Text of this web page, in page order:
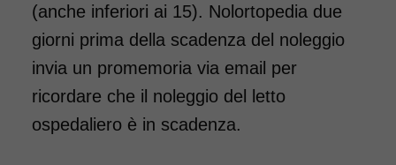
(anche inferiori ai 15). Nolortopedia due
giorni prima della scadenza del noleggio
invia un promemoria via email per
ricordare che il noleggio del letto
ospedaliero è in scadenza.